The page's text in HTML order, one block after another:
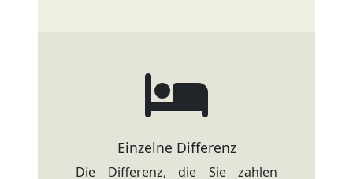
Einzelne Differenz
Die Differenz, die Sie zahlen